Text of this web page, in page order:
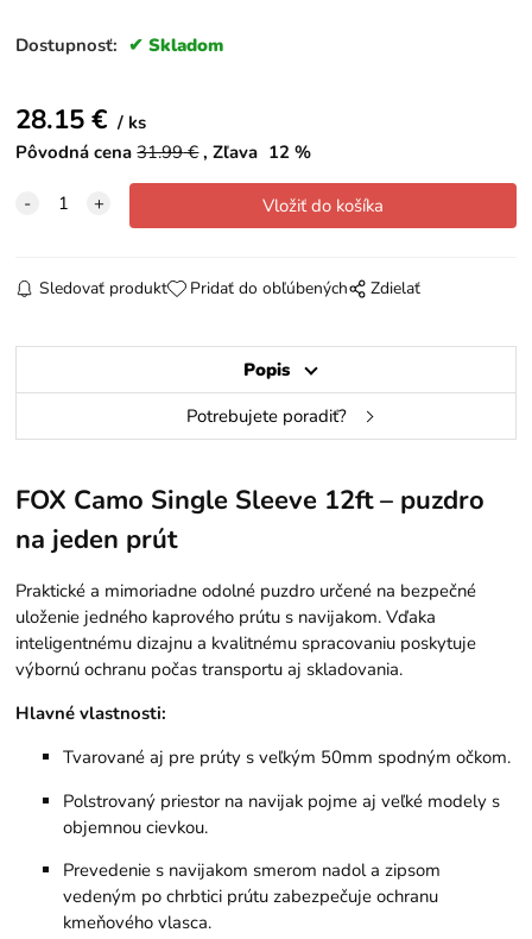
Dostupnosť: Skladom
28.15€
ks
Pôvodná cena 31.99€ Zľava 12 %
Sledovať produkt Pridať do obľúbených Zdielať
Popis
Potrebujete poradiť?
FOX Camo Single Sleeve 12ft – puzdro
na jeden prút
Praktické a mimoriadne odolné puzdro určené na bezpečné
uloženie jedného kaprového prútu s navijakom. Vďaka
inteligentnému dizajnu a kvalitnému spracovaniu poskytuje
výbornú ochranu počas transportu aj skladovania.
Hlavné vlastnosti:
Tvarované aj pre prúty s veľkým 50mm spodným očkom.
Polstrovaný priestor na navijak pojme aj veľké modely s
objemnou cievkou.
Prevedenie s navijakom smerom nadol a zipsom
vedeným po chrbtici prútu zabezpečuje ochranu
kmeňového vlasca.